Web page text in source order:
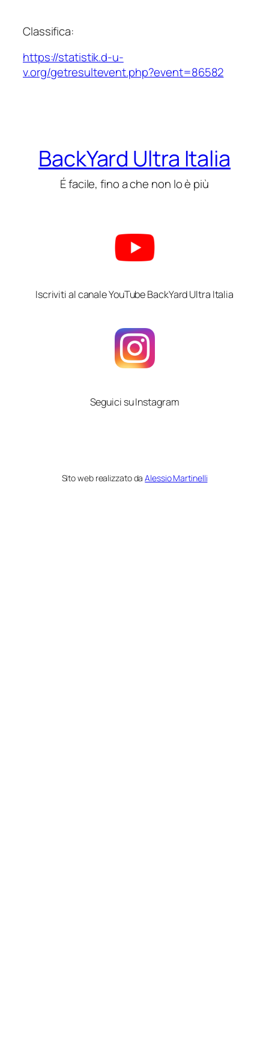
Classifica:
https://statistik.d-u-
v.org/getresultevent.php?event=86582
BackYard Ultra Italia
É facile, fino a che non lo è più
Iscriviti al canale YouTube BackYard Ultra Italia
Seguici su Instagram
Sito web realizzato daAlessio Martinelli